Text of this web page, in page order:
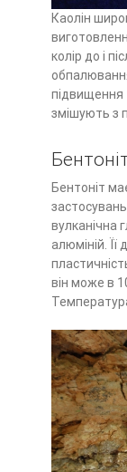
Каолін
колір до і
підвищення
змішують з
Бентоніт
вулканічна
алюміній.
він може в